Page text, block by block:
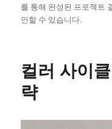
를 통해 완성된 프로젝트
인할 수 있습니다.
컬러 사이
략